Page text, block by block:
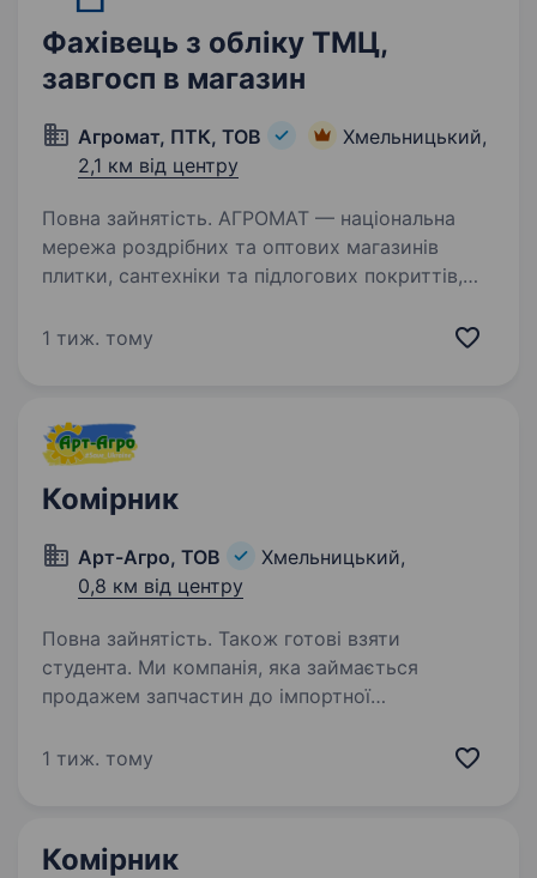
Фахівець з обліку ТМЦ,
завгосп в магазин
Агромат, ПТК, ТОВ
Хмельницький,
2,1 км від центру
Повна зайнятість. АГРОМАТ — національна
мережа роздрібних та оптових магазинів
плитки, сантехніки та підлогових покриттів,
у своєму сегменті. Ми допомагаємо клієнтам
1 тиж. тому
Комірник
Арт-Агро, ТОВ
Хмельницький,
0,8 км від центру
Повна зайнятість. Також готові взяти
студента. Ми компанія, яка займається
продажем запчастин до імпортної
до своєї команди КОМІРНИКА. Якщо ви
1 тиж. тому
Комірник